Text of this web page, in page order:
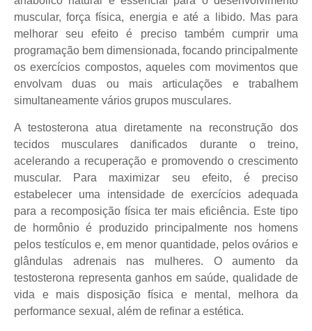
muscular, força física, energia e até a libido. Mas para
melhorar seu efeito é preciso também cumprir uma
programação bem dimensionada, focando principalmente
os exercícios compostos, aqueles com movimentos que
envolvam duas ou mais articulações e trabalhem
simultaneamente vários grupos musculares.
A testosterona atua diretamente na reconstrução dos
tecidos musculares danificados durante o treino,
acelerando a recuperação e promovendo o crescimento
muscular. Para maximizar seu efeito, é preciso
estabelecer uma intensidade de exercícios adequada
para a recomposição física ter mais eficiência. Este tipo
de hormônio é produzido principalmente nos homens
pelos testículos e, em menor quantidade, pelos ovários e
glândulas adrenais nas mulheres. O aumento da
testosterona representa ganhos em saúde, qualidade de
vida e mais disposição física e mental, melhora da
performance sexual, além de refinar a estética.